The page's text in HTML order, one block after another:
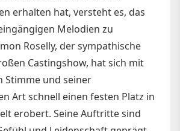
erhalten hat, versteht es, das
Melodien zu
Roselly, der sympathische
Castingshow, hat sich mit
Stimme und seiner
Art schnell einen festen Platz in
erobert. Seine Auftritte sind